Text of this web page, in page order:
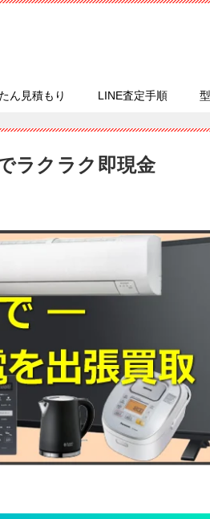
ん見積もり LINE査定手順
ラクラク即現金